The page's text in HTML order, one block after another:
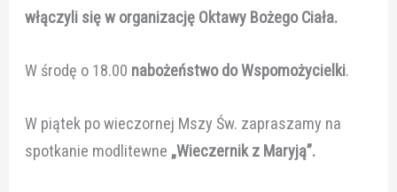
włączyli się w organizację Oktawy Bożego Ciała.
W środę o 18.00 nabożeństwo do Wspomożycielki.
W piątek po wieczornej Mszy Św. zapraszamy na
spotkanie modlitewne „Wieczernik z Maryją”.